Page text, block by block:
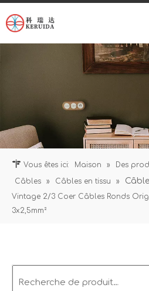
Vous êtes ici: Maison » Des
Câbles
» Câbles en tissu »
Vintage 2/3 Coer Câbles Ronds
3x2,5mm²